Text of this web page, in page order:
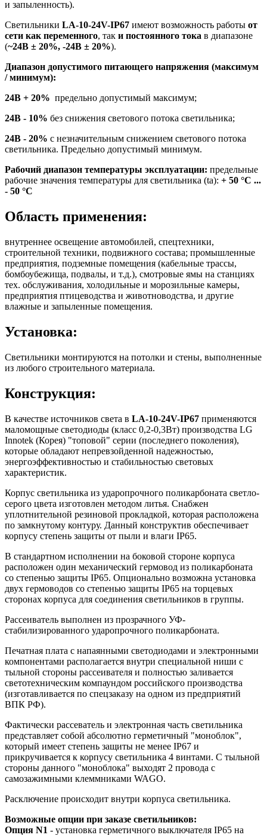
и запыленность).
Светильники LA-10-24V-IP67 имеют возможность работы от
сети как переменного, так и постоянного тока в диапазоне
(~24В ± 20%, -24В ± 20%).
Диапазон допустимого питающего напряжения (максимум
/ минимум):
24В + 20% предельно допустимый максимум;
24В - 10% без снижения светового потока светильника;
24В - 20% c незначительным снижением светового потока
светильника. Предельно допустимый минимум.
Рабочий диапазон температуры эксплуатации: предельные
рабочие значения температуры для светильника (ta): + 50 °С ...
- 50 °С
Область применения:
внутреннее освещение автомобилей, спецтехники,
строительной техники, подвижного состава; промышленные
предприятия, подземные помещения (кабельные трассы,
бомбоубежища, подвалы, и т.д.), смотровые ямы на станциях
тех. обслуживания, холодильные и морозильные камеры,
предприятия птицеводства и животноводства, и другие
влажные и запыленные помещения.
Установка:
Светильники монтируются на потолки и стены, выполненные
из любого строительного материала.
Конструкция:
В качестве источников света в LA-10-24V-IP67 применяются
маломощные светодиоды (класс 0,2-0,3Вт) производства LG
Innotek (Корея) "топовой" серии (последнего поколения),
которые обладают непревзойденной надежностью,
энергоэффективностью и стабильностью световых
характеристик.
Корпус светильника из ударопрочного поликарбоната светло-
серого цвета изготовлен методом литья. Снабжен
уплотнительной резиновой прокладкой, которая расположена
по замкнутому контуру. Данный конструктив обеспечивает
корпусу степень защиты от пыли и влаги IP65.
В стандартном исполнении на боковой стороне корпуса
расположен один механический гермовод из поликарбоната
со степенью защиты IP65. Опционально возможна установка
двух гермоводов со степенью защиты IP65 на торцевых
сторонах корпуса для соединения светильников в группы.
Рассеиватель выполнен из прозрачного УФ-
стабилизированного ударопрочного поликарбоната.
Печатная плата c напаянными светодиодами и электронными
компонентами располагается внутри специальной ниши с
тыльной стороны рассеивателя и полностью заливается
светотехническим компаундом российского производства
(изготавливается по спецзаказу на одном из предприятий
ВПК РФ).
Фактически рассеватель и электронная часть светильника
представляет собой абсолютно герметичный "моноблок",
который имеет степень защиты не менее IP67 и
прикручивается к корпусу светильника 4 винтами. С тыльной
стороны данного "моноблока" выходят 2 провода с
самозажимными клеммниками WAGO.
Расключение происходит внутри корпуса светильника.
Возможные опции при заказе светильников:
Опция N1 - установка герметичного выключателя IP65 на